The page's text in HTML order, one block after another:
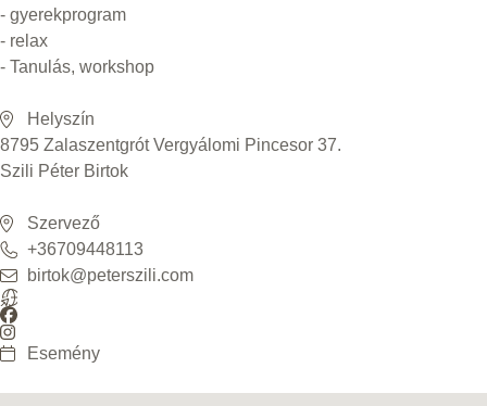
- gyerekprogram
- relax
- Tanulás, workshop
Helyszín
8795 Zalaszentgrót Vergyálomi Pincesor 37.
Szili Péter Birtok
Szervező
+36709448113
birtok@peterszili.com
Esemény